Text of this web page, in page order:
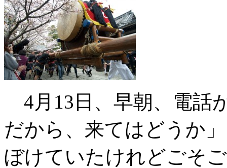
4月13日、早朝、電話
だから、来てはどうか
ぼけていたけれどごそ